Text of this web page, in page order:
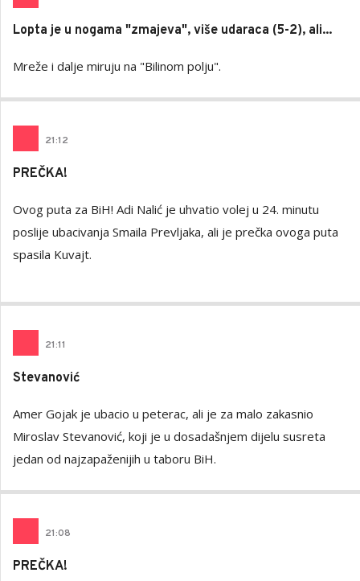
Lopta je u nogama "zmajeva", više udaraca (5-2), ali...
Mreže i dalje miruju na "Bilinom polju".
21:12
PREČKA!
Ovog puta za BiH! Adi Nalić je uhvatio volej u 24. minutu
poslije ubacivanja Smaila Prevljaka, ali je prečka ovoga puta
spasila Kuvajt.
21:11
Stevanović
Amer Gojak je ubacio u peterac, ali je za malo zakasnio
Miroslav Stevanović, koji je u dosadašnjem dijelu susreta
jedan od najzapaženijih u taboru BiH.
21:08
PREČKA!